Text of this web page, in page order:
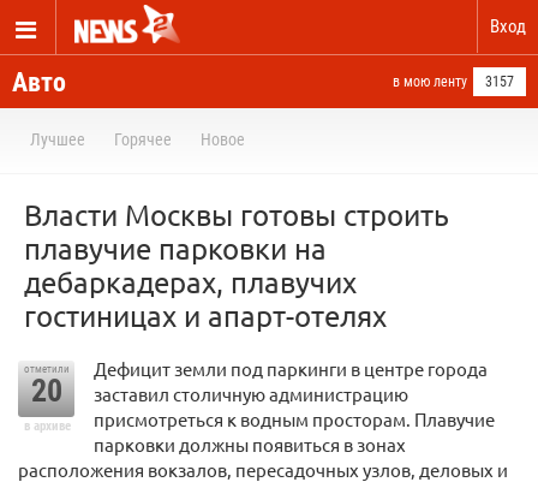
Вход
Авто в мою ленту 3157
Лучшее Горячее Новое
Власти Москвы готовы строить
плавучие парковки на
дебаркадерах, плавучих
гостиницах и апарт-отелях
отметили
20
в архиве
Дефицит земли под паркинги в центре города
заставил столичную администрацию
присмотреться к водным просторам. Плавучие
парковки должны появиться в зонах
расположения вокзалов, пересадочных узлов, деловых и